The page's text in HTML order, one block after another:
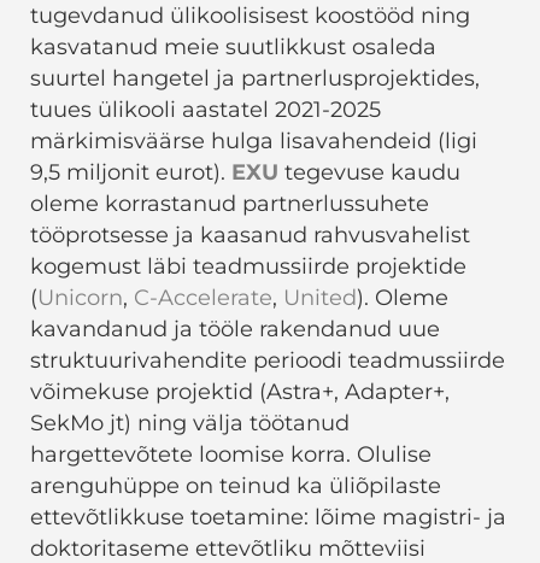
tugevdanud ülikoolisisest koostööd ning
kasvatanud meie suutlikkust osaleda
suurtel hangetel ja partnerlusprojektides,
tuues ülikooli aastatel 2021-2025
märkimisväärse hulga lisavahendeid (ligi
9,5 miljonit eurot). EXU tegevuse kaudu
oleme korrastanud partnerlussuhete
tööprotsesse ja kaasanud rahvusvahelist
kogemust läbi teadmussiirde projektide
(Unicorn, C-Accelerate, United). Oleme
kavandanud ja tööle rakendanud uue
struktuurivahendite perioodi teadmussiirde
võimekuse projektid (Astra+, Adapter+,
SekMo jt) ning välja töötanud
hargettevõtete loomise korra. Olulise
arenguhüppe on teinud ka üliõpilaste
ettevõtlikkuse toetamine: lõime magistri- ja
doktoritaseme ettevõtliku mõtteviisi